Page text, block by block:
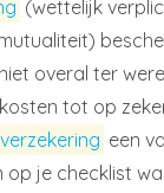
(wettelijk
overal ter
tot op
een
je checklist